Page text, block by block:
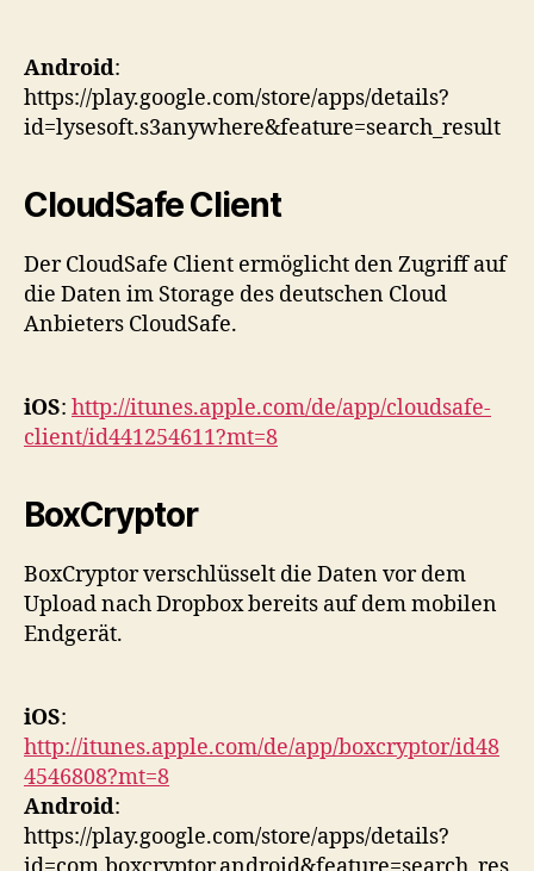
Android:
https://play.google.com/store/apps/details?
id=lysesoft.s3anywhere&feature=search_result
CloudSafe Client
Der CloudSafe Client ermöglicht den Zugriff auf
die Daten im Storage des deutschen Cloud
Anbieters CloudSafe.
iOS: http://itunes.apple.com/de/app/cloudsafe-
client/id441254611?mt=8
BoxCryptor
BoxCryptor verschlüsselt die Daten vor dem
Upload nach Dropbox bereits auf dem mobilen
Endgerät.
iOS:
http://itunes.apple.com/de/app/boxcryptor/id48
4546808?mt=8
Android:
https://play.google.com/store/apps/details?